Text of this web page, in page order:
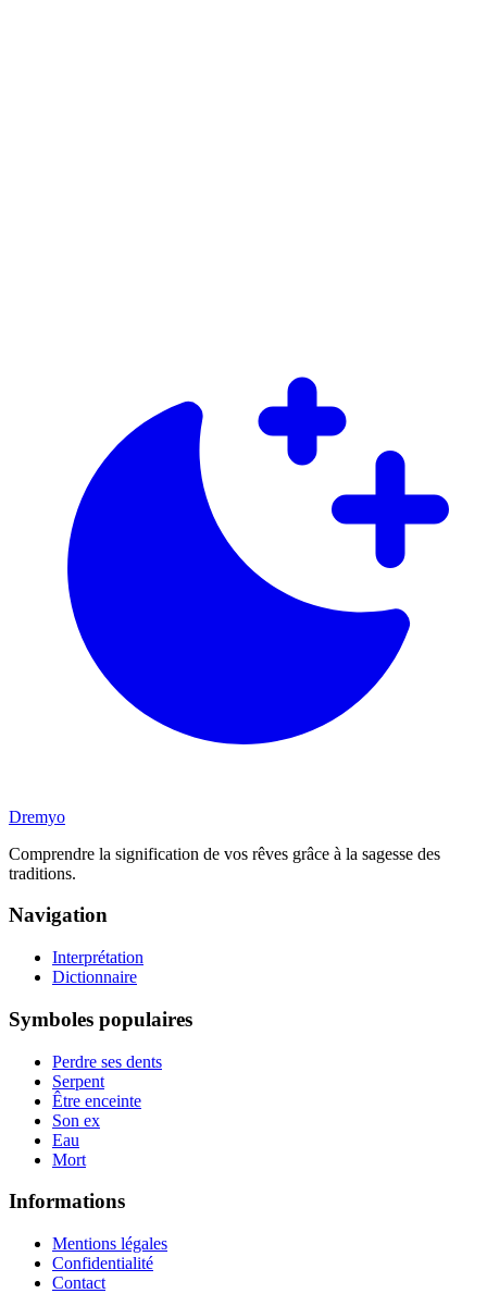
Dremyo
Comprendre la signification de vos rêves grâce à la sagesse des
traditions.
Navigation
Interprétation
Dictionnaire
Symboles populaires
Perdre ses dents
Serpent
Être enceinte
Son ex
Eau
Mort
Informations
Mentions légales
Confidentialité
Contact